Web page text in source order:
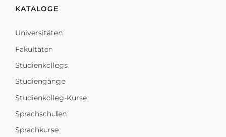
KATALOGE
Universitäten
Fakultäten
Studienkollegs
Studiengänge
Studienkolleg-Kurse
Sprachschulen
Sprachkurse